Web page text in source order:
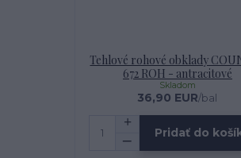
Tehlové rohové obklady
672 ROH - antracitové
36,90 EUR/bal
Skladom
Pridať do